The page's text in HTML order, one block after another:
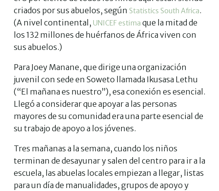
criados por sus abuelos, según Statistics South Africa.
(A nivel continental, UNICEF estima que la mitad de
los 132 millones de huérfanos de África viven con
sus abuelos.)
Para Joey Manane, que dirige una organización
juvenil con sede en Soweto llamada Ikusasa Lethu
(“El mañana es nuestro”), esa conexión es esencial.
Llegó a considerar que apoyar a las personas
mayores de su comunidad era una parte esencial de
su trabajo de apoyo a los jóvenes.
Tres mañanas a la semana, cuando los niños
terminan de desayunar y salen del centro para ir a la
escuela, las abuelas locales empiezan a llegar, listas
para un día de manualidades, grupos de apoyo y